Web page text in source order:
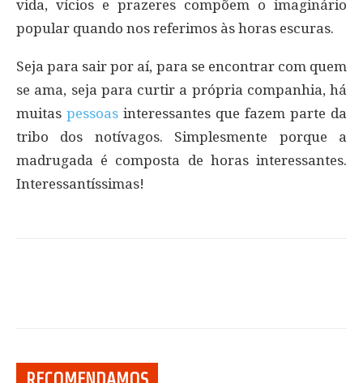
vida, vícios e prazeres compõem o imaginário
popular quando nos referimos às horas escuras.
Seja para sair por aí, para se encontrar com quem
se ama, seja para curtir a própria companhia, há
muitas pessoas interessantes que fazem parte da
tribo dos notívagos. Simplesmente porque a
madrugada é composta de horas interessantes.
Interessantíssimas!
RECOMENDAMOS